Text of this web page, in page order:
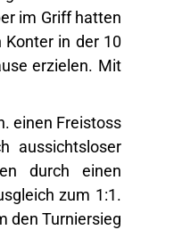
im Griff hatten
in der 10
erzielen. Mit
einen Freistoss
aussichtsloser
durch einen
zum 1:1.
den Turniersieg